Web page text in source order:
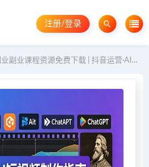
注册/登录
程资源免费下载 | 抖音运营·AI教程·GEO优化